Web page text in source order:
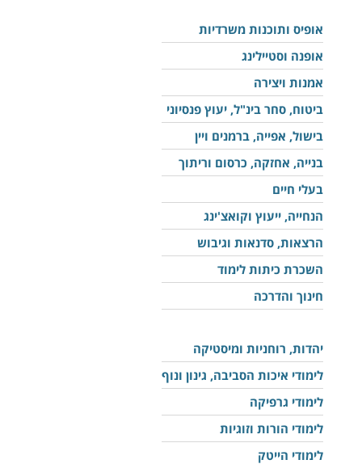
אופיס ותוכנות משרדיות
אופנה וסטיילינג
אמנות ויצירה
ביטוח, סחר בינ"ל, יעוץ פנסיוני
בישול, אפייה, ברמנים ויין
בנייה, אחזקה, כרסום וריתוך
בעלי חיים
הנחייה, ייעוץ וקואצ'ינג
הרצאות, סדנאות וגיבוש
השכרת כיתות לימוד
חינוך והדרכה
יהדות, רוחניות ומיסטיקה
לימודי איכות הסביבה, גינון ונוף
לימודי גרפיקה
לימודי הורות וזוגיות
לימודי הייטק